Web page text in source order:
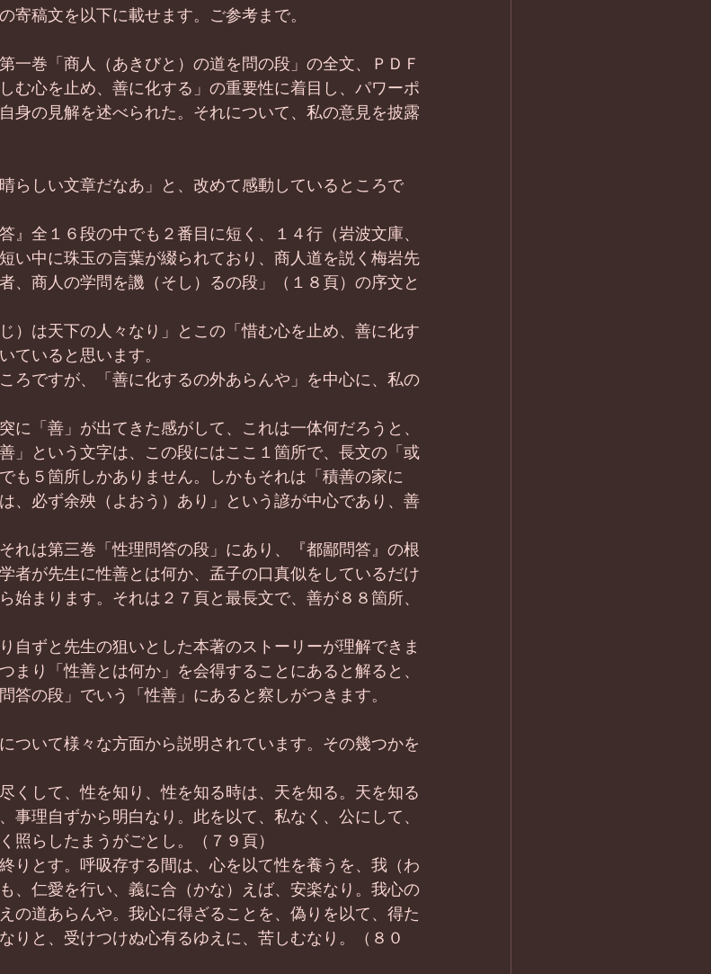
寄稿文を以下に載せます。ご参考まで。
一巻「商人（あきびと）の道を問の段」の全文、ＰＤＦ
む心を止め、善に化する」の重要性に着目し、パワーポ
身の見解を述べられた。それについて、私の意見を披露
らしい文章だなあ」と、改めて感動しているところで
』全１６段の中でも２番目に短く、１４行（岩波文庫、
い中に珠玉の言葉が綴られており、商人道を説く梅岩先
、商人の学問を譏（そし）るの段」（１８頁）の序文と
）は天下の人々なり」とこの「惜む心を止め、善に化す
ていると思います。
ろですが、「善に化するの外あらんや」を中心に、私の
に「善」が出てきた感がして、これは一体何だろうと、
」という文字は、この段にはここ１箇所で、長文の「或
も５箇所しかありません。しかもそれは「積善の家に
、必ず余殃（よおう）あり」という諺が中心であり、善
れは第三巻「性理問答の段」にあり、『都鄙問答』の根
者が先生に性善とは何か、孟子の口真似をしているだけ
始まります。それは２７頁と最長文で、善が８８箇所、
自ずと先生の狙いとした本著のストーリーが理解できま
まり「性善とは何か」を会得することにあると解ると、
答の段」でいう「性善」にあると察しがつきます。
ついて様々な方面から説明されています。その幾つかを
くして、性を知り、性を知る時は、天を知る。天を知る
事理自ずから明白なり。此を以て、私なく、公にして、
照らしたまうがごとし。（７９頁）
りとす。呼吸存する間は、心を以て性を養うを、我（わ
、仁愛を行い、義に合（かな）えば、安楽なり。我心の
の道あらんや。我心に得ざることを、偽りを以て、得た
りと、受けつけぬ心有るゆえに、苦しむなり。（８０